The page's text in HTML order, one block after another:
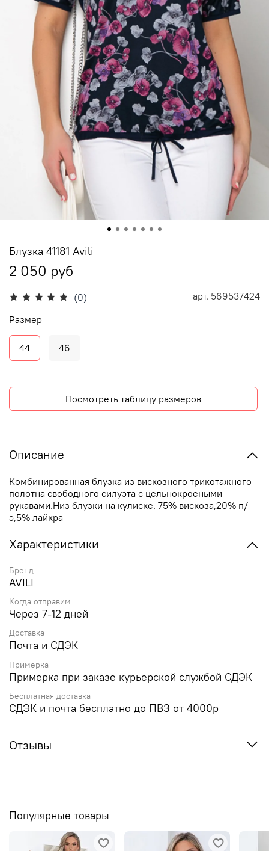
(0) арт. 569537424
Блузка 41181 Avili
2 050 руб
Размер
44 46
Посмотреть таблицу размеров
Описание
Комбинированная блузка из вискозного трикотажного
полотна свободного силуэта с цельнокроеными
рукавами.Низ блузки на кулиске. 75% вискоза,20% п/
э,5% лайкра
Характеристики
Бренд
AVILI
Когда отправим
Через 7-12 дней
Доставка
Почта и СДЭК
Примерка
Примерка при заказе курьерской службой СДЭК
Бесплатная доставка
СДЭК и почта бесплатно до ПВЗ от 4000р
Отзывы
Популярные товары